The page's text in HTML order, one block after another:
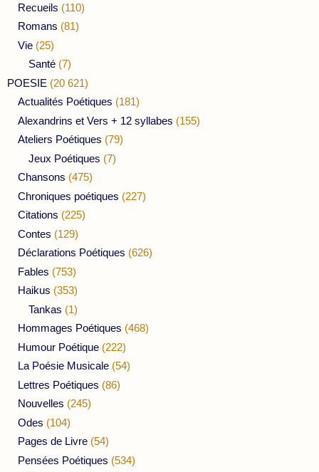
Recueils (110)
Romans (81)
Vie (25)
Santé (7)
POESIE (20 621)
Actualités Poétiques (181)
Alexandrins et Vers + 12 syllabes (155)
Ateliers Poétiques (79)
Jeux Poétiques (7)
Chansons (475)
Chroniques poétiques (227)
Citations (225)
Contes (129)
Déclarations Poétiques (626)
Fables (753)
Haikus (353)
Tankas (1)
Hommages Poétiques (468)
Humour Poétique (222)
La Poésie Musicale (54)
Lettres Poétiques (86)
Nouvelles (245)
Odes (104)
Pages de Livre (54)
Pensées Poétiques (534)